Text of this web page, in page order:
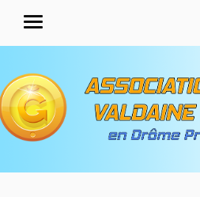
contenu
Valdaine
MENU